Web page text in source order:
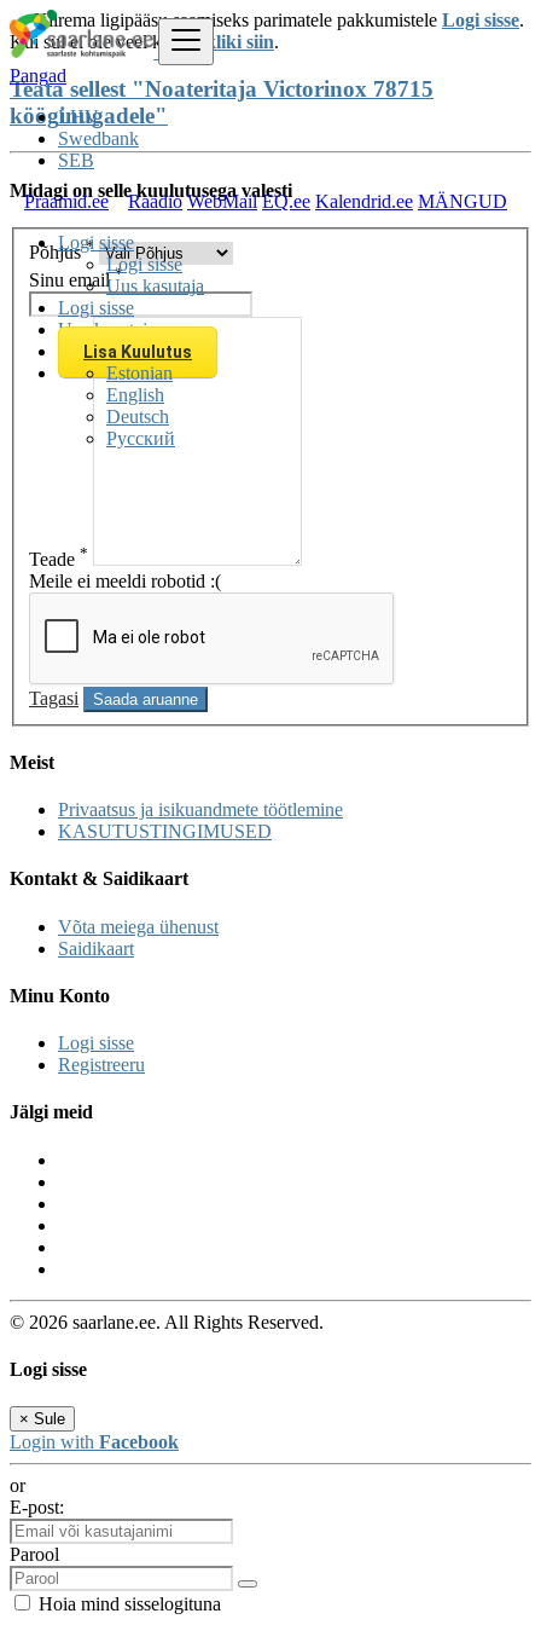
Pangad
LHV
Swedbank
SEB
Praamid.ee
Raadio WebMail EQ.ee Kalendrid.ee MÄNGUD
Logi sisse
Logi sisse
Uus kasutaja
Logi sisse
Uus kasutaja
Lisa Kuulutus
Estonian
English
Deutsch
Русский
Kiirema ligipääsu saamiseks parimatele pakkumistele Logi sisse.
Kui sul ei ole veel kontot
kliki siin.
Teata sellest "Noateritaja Victorinox 78715
kööginugadele"
Midagi on selle kuulutusega valesti
Põhjus*
Sinu email*
Teade *
Meile ei meeldi robotid :(
Tagasi Saada aruanne
Meist
Privaatsus ja isikuandmete töötlemine
KASUTUSTINGIMUSED
Kontakt & Saidikaart
Võta meiega ühenust
Saidikaart
Minu Konto
Logi sisse
Registreeru
Jälgi meid
© 2026 saarlane.ee. All Rights Reserved.
Logi sisse
× Sule
Login with Facebook
or
E-post:
Parool
Hoia mind sisselogituna